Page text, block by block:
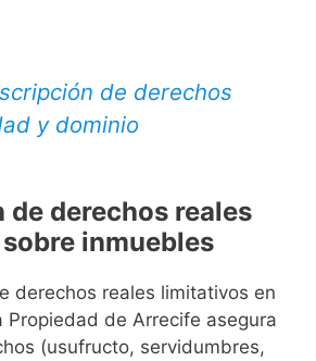
de derechos
y dominio
derechos reales
inmuebles
derechos reales limitativos en
Propiedad de Arrecife asegura
(usufructo, servidumbres,